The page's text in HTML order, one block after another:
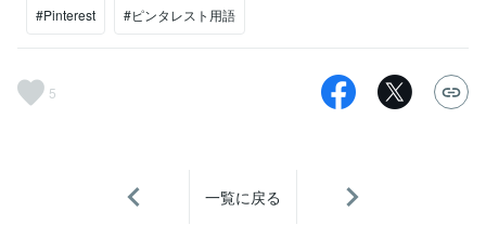
#Pinterest #ピンタレスト用語
5
一覧に戻る